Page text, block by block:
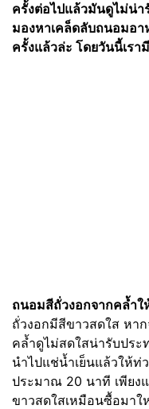
ครั้งต่อไปแล้วมันดูไม่น่า
มองหาเคล็ดลับถนอมอ
ครั้งแล้วล่ะ โดยวันนี้เร
ถนอมสีถั่วงอกจากคล้ำ
ถั่วงอกมีสีขาวสดใส หา
คล้ำดูไม่สดใสน่ารับประ
นำไปแช่น้ำเย็นแล้วให้ท่
ประมาณ 20 นาที เพียง
ขาวสดใสเหมือนซื้อมา